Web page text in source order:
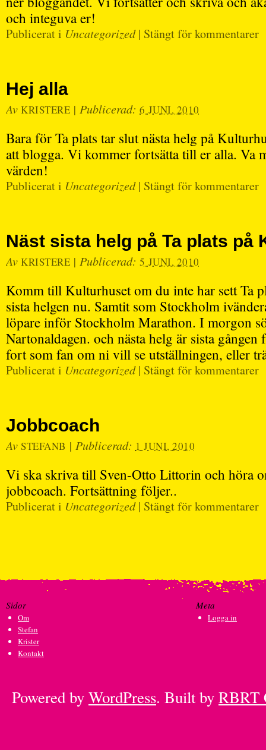
och integuva er!
Publicerat i Uncategorized | Stängt för kommentarer
Hej alla
Av KRISTERE | Publicerad:6 JUNI, 2010
Bara för Ta plats tar slut nästa helg på
att blogga. Vi kommer fortsätta till er alla. Va
värden!
Publicerat i Uncategorized | Stängt för kommentarer
Näst sista helg på Ta plats på
Av KRISTERE | Publicerad:5 JUNI, 2010
Komm till Kulturhuset om du inte har sett Ta
sista helgen nu. Samtit som Stockholm
löpare inför Stockholm Marathon. I morgon
Nartonaldagen. och nästa helg är sista
fort som fan om ni vill se utställningen, eller
Publicerat i Uncategorized | Stängt för kommentarer
Jobbcoach
Av STEFANB | Publicerad: 1 JUNI, 2010
Vi ska skriva till Sven-Otto Littorin och höra
jobbcoach. Fortsättning följer..
Publicerat i Uncategorized | Stängt för kommentarer
Sidor
Om
Stefan
Krister
Kontakt
Meta
Logga in
Powered byWordPress. Built byRBRT